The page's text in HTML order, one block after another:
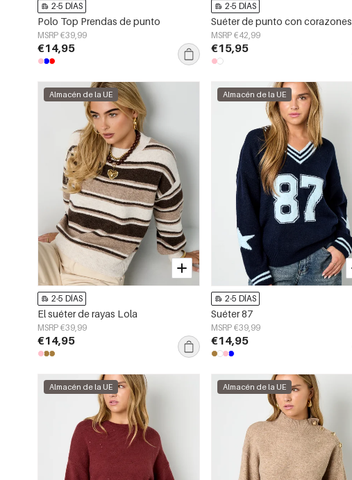
2-5 DÍAS
Polo Top Prendas de punto
MSRP €39,99
€14,95
2-5 DÍAS
Suéter de punto con corazones
MSRP €42,99
€15,95
Almacén de la UE
2-5 DÍAS
El suéter de rayas Lola
MSRP €39,99
€14,95
Almacén de la UE
2-5 DÍAS
Suéter 87
MSRP €39,99
€14,95
Almacén de la UE Almacén de la UE